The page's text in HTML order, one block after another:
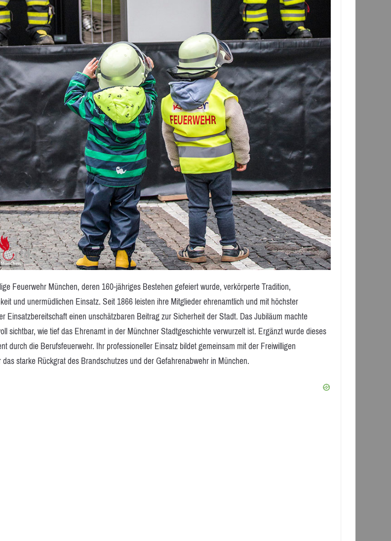
Feuerwehr München, deren 160-jähriges Bestehen gefeiert wurde, verkörperte Tradition,
und unermüdlichen Einsatz. Seit 1866 leisten ihre Mitglieder ehrenamtlich und mit höchster
Einsatzbereitschaft einen unschätzbaren Beitrag zur Sicherheit der Stadt. Das Jubiläum machte
sichtbar, wie tief das Ehrenamt in der Münchner Stadtgeschichte verwurzelt ist. Ergänzt wurde dieses
durch die Berufsfeuerwehr. Ihr professioneller Einsatz bildet gemeinsam mit der Freiwilligen
starke Rückgrat des Brandschutzes und der Gefahrenabwehr in München.